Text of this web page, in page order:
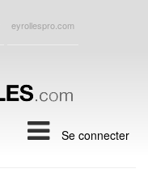
eyrollespro.com
Se connecter